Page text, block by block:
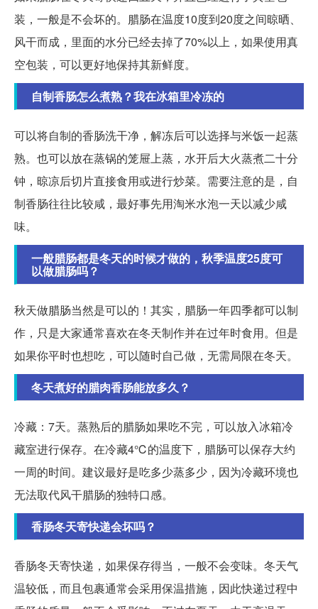
装，一般是不会坏的。腊肠在温度10度到20度之间晾晒、
风干而成，里面的水分已经去掉了70%以上，如果使用真
空包装，可以更好地保持其新鲜度。
自制香肠怎么煮熟？我在冰箱里冷冻的
可以将自制的香肠洗干净，解冻后可以选择与米饭一起蒸
熟。也可以放在蒸锅的笼屉上蒸，水开后大火蒸煮二十分
钟，晾凉后切片直接食用或进行炒菜。需要注意的是，自
制香肠往往比较咸，最好事先用淘米水泡一天以减少咸
味。
一般腊肠都是冬天的时候才做的，秋季温度25度可
以做腊肠吗？
秋天做腊肠当然是可以的！其实，腊肠一年四季都可以制
作，只是大家通常喜欢在冬天制作并在过年时食用。但是
如果你平时也想吃，可以随时自己做，无需局限在冬天。
冬天煮好的腊肉香肠能放多久？
冷藏：7天。蒸熟后的腊肠如果吃不完，可以放入冰箱冷
藏室进行保存。在冷藏4℃的温度下，腊肠可以保存大约
一周的时间。建议最好是吃多少蒸多少，因为冷藏环境也
无法取代风干腊肠的独特口感。
香肠冬天寄快递会坏吗？
香肠冬天寄快递，如果保存得当，一般不会变味。冬天气
温较低，而且包裹通常会采用保温措施，因此快递过程中